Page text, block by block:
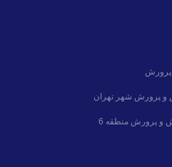
پرورش
و پرورش شهر تهران
و پرورش منطقه 6